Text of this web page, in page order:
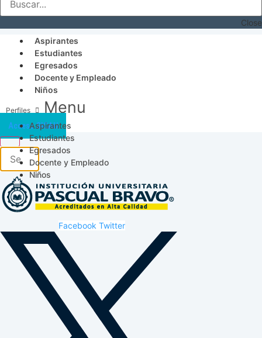
Close
Aspirantes
Estudiantes
Egresados
Docente y Empleado
Niños
Menu
Aspirantes
Estudiantes
Egresados
Docente y Empleado
Niños
Acceso SICAU
Facebook Twitter